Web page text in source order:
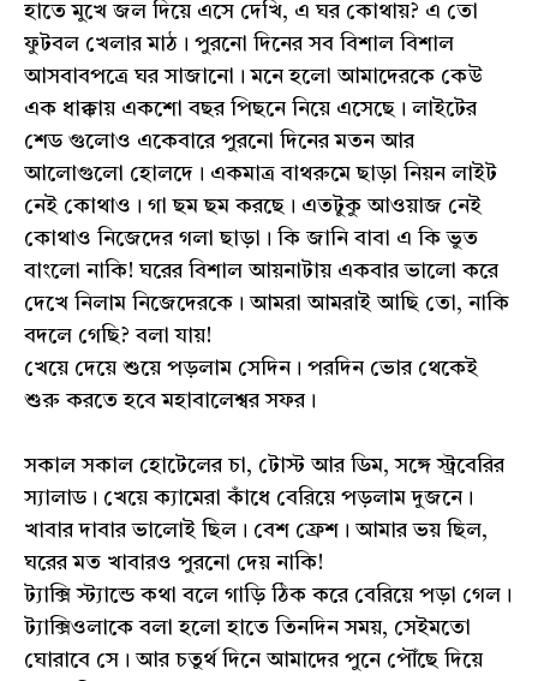
হাতে মুখে জল দিয়ে এসে দেখি, এ ঘর কোথায়? এ তো
ফুটবল খেলার মাঠ। পুরনো দিনের সব বিশাল বিশাল
আসবাবপত্রে ঘর সাজানো। মনে হলো আমাদেরকে কেউ
এক ধাক্কায় একশো বছর পিছনে নিয়ে এসেছে। লাইটের
শেড গুলোও একেবারে পুরনো দিনের মতন আর
আলোগুলো হোলদে। একমাত্র বাথরুমে ছাড়া নিয়ন লাইট
নেই কোথাও। গা ছম ছম করছে। এতটুকু আওয়াজ নেই
কোথাও নিজেদের গলা ছাড়া। কি জানি বাবা এ কি ভুত
বাংলো নাকি! ঘরের বিশাল আয়নাটায় একবার ভালো করে
দেখে নিলাম নিজেদেরকে। আমরা আমরাই আছি তো, নাকি
বদলে গেছি? বলা যায়!
খেয়ে দেয়ে শুয়ে পড়লাম সেদিন। পরদিন ভোর থেকেই
শুরু করতে হবে মহাবালেশ্বর সফর।
সকাল সকাল হোটেলের চা, টোস্ট আর ডিম, সঙ্গে স্ট্রবেরির
স্যালাড। খেয়ে ক্যামেরা কাঁধে বেরিয়ে পড়লাম দুজনে।
খাবার দাবার ভালোই ছিল। বেশ ফ্রেশ। আমার ভয় ছিল,
ঘরের মত খাবারও পুরনো দেয় নাকি!
ট্যাক্সি স্ট্যান্ডে কথা বলে গাড়ি ঠিক করে বেরিয়ে পড়া গেল।
ট্যাক্সিওলাকে বলা হলো হাতে তিনদিন সময়, সেইমতো
ঘোরাবে সে। আর চতুর্থ দিনে আমাদের পুনে পৌঁছে দিয়ে